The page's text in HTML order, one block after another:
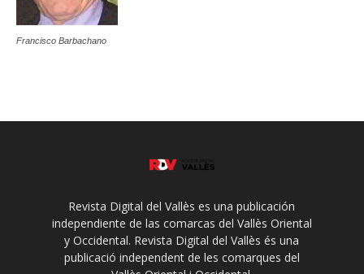
Francisco Barbachano
Revista Digital del Vallès es una publicación
independiente de las comarcas del Vallès Oriental
y Occidental. Revista Digital del Vallès és una
publicació independent de les comarques del